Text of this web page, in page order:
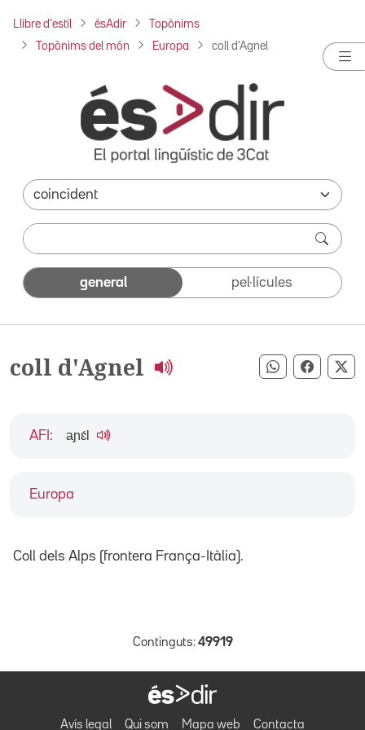
Llibre d'estil ésAdir Topònims
Topònims del món Europa coll d'Agnel
general pel·lícules
coll d'Agnel Compartir
Europa
AFI : aɲɛ́l
Coll dels Alps (frontera França-Itàlia).
Continguts: 49919
Avís legal Qui som Mapa web Contacta